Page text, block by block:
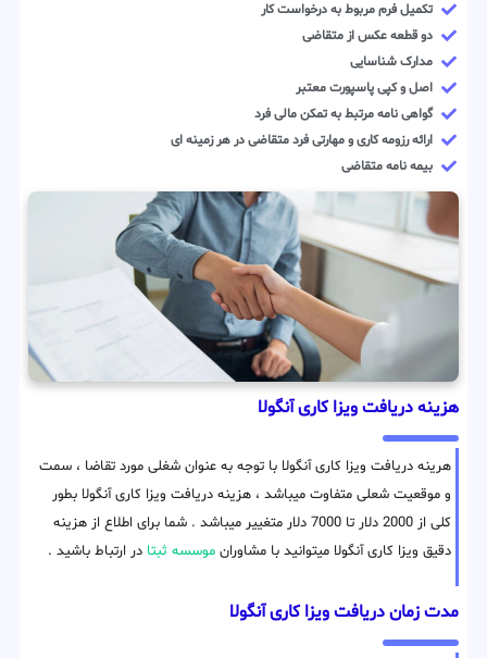
تکمیل فرم مربوط به درخواست کار
دو قطعه عکس از متقاضی
مدارک شناسایی
اصل و کپی پاسپورت معتبر
گواهی نامه مرتبط به تمکن مالی فرد
ارائه رزومه کاری و مهارتی فرد متقاضی در هر زمینه ای
بیمه نامه متقاضی
هزینه دریافت ویزا کاری آنگولا
هرینه دریافت ویزا کاری آنگولا با توجه به عنوان شغلی مورد تقاضا ، سمت
و موقعیت شعلی متفاوت میباشد ، هزینه دریافت ویزا کاری آنگولا بطور
کلی از 2000 دلار تا 7000 دلار متغییر میباشد . شما برای اطلاع از هزینه
دقیق ویزا کاری آنگولا میتوانید با مشاوران موسسه ثبتا در ارتباط باشید .
مدت زمان دریافت ویزا کاری آنگولا